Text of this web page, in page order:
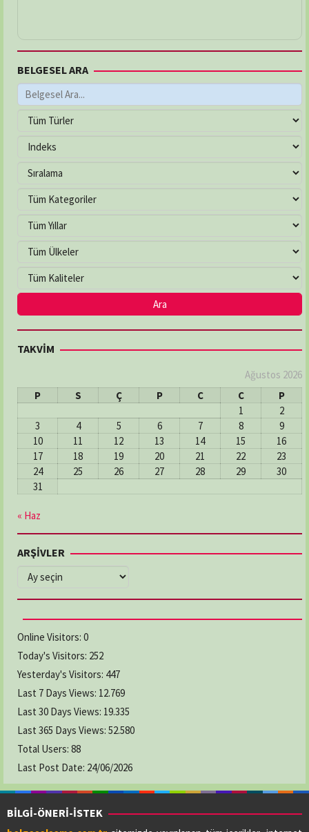
BELGESEL ARA
TAKVİM
Ağustos 2026
P
S Ç P C C
P
1
2
3
4 5 6 7 8
9
10
11 12 13 14 15
16
17
18 19 20 21 22
23
24
25 26 27 28 29
30
31
« Haz
ARŞİVLER
ARŞİVLER
Online Visitors: 0
Today's Visitors: 252
Yesterday's Visitors: 447
Last 7 Days Views: 12.769
Last 30 Days Views: 19.335
Last 365 Days Views: 52.580
Total Users: 88
Last Post Date: 24/06/2026
BİLGİ-ÖNERİ-İSTEK